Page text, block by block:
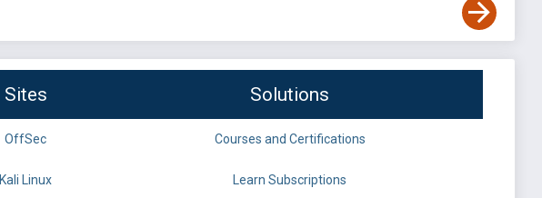
Sites Solutions
OffSec Courses and Certifications
Kali Linux Learn Subscriptions